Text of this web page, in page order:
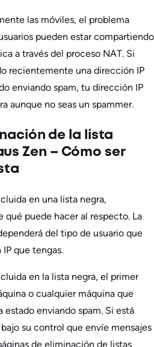
las móviles, el problema
pueden estar compartiendo
a través del proceso NAT. Si
recientemente una dirección IP
enviando spam, tu dirección IP
aunque no seas un spammer.
de la lista
Zen – Cómo ser
en una lista negra,
qué puede hacer al respecto. La
del tipo de usuario que
que tengas.
en la lista negra, el primer
o cualquier máquina que
enviando spam. Si está
su control que envíe mensajes
de eliminación de listas